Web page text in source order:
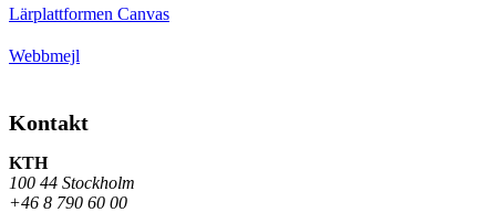
Lärplattformen Canvas
Webbmejl
Kontakt
KTH
100 44 Stockholm
+46 8 790 60 00